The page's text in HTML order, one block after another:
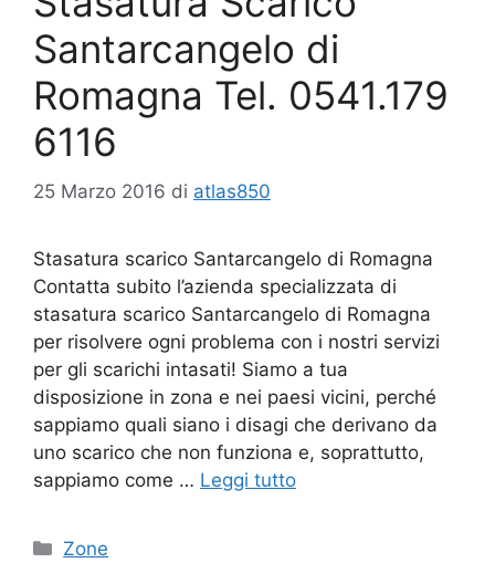
Santarcangelo di
Romagna Tel. 0541.179
6116
25 Marzo 2016 di atlas850
Stasatura scarico Santarcangelo di Romagna
Contatta subito l’azienda specializzata di
stasatura scarico Santarcangelo di Romagna
per risolvere ogni problema con i nostri servizi
per gli scarichi intasati! Siamo a tua
disposizione in zona e nei paesi vicini, perché
sappiamo quali siano i disagi che derivano da
uno scarico che non funziona e, soprattutto,
sappiamo come … Leggi tutto
Categorie
Zone